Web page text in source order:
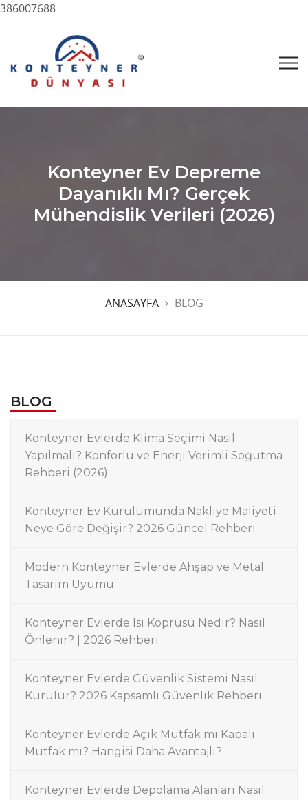
386007688
Konteyner Ev Depreme
Dayanıklı Mı? Gerçek
Mühendislik Verileri (2026)
ANASAYFA BLOG
BLOG
Konteyner Evlerde Klima Seçimi Nasıl
Yapılmalı? Konforlu ve Enerji Verimli Soğutma
Rehberi (2026)
Konteyner Ev Kurulumunda Nakliye Maliyeti
Neye Göre Değişir? 2026 Güncel Rehberi
Modern Konteyner Evlerde Ahşap ve Metal
Tasarım Uyumu
Konteyner Evlerde Isı Köprüsü Nedir? Nasıl
Önlenir? | 2026 Rehberi
Konteyner Evlerde Güvenlik Sistemi Nasıl
Kurulur? 2026 Kapsamlı Güvenlik Rehberi
Konteyner Evlerde Açık Mutfak mı Kapalı
Mutfak mı? Hangisi Daha Avantajlı?
Konteyner Evlerde Depolama Alanları Nasıl